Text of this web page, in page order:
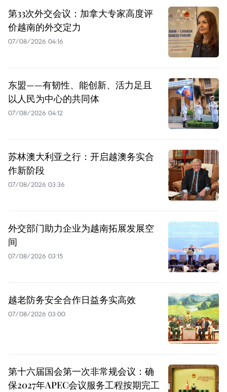
第33次外交会议：加拿大专家高度评
价越南的外交定力
07/08/2026 04:16
东盟——有韧性、能创新、活力足且
以人民为中心的共同体
07/08/2026 04:12
苏林澳大利亚之行：开启越澳务实合
作新阶段
07/08/2026 03:36
外交部门助力企业为越南拓展发展空
间
07/08/2026 03:15
越老防务安全合作日益务实高效
07/08/2026 03:00
第十六届国会第一次非常规会议：确
保2027年APEC会议服务工程按期完工